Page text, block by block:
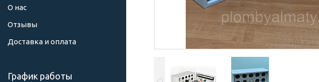
О нас
Отзывы
Доставка и оплата
График работы